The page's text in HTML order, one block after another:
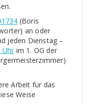
(Boris
an oder
jeden Dienstag –
Uhrim 1. OG der
Arbeit für das
Weise